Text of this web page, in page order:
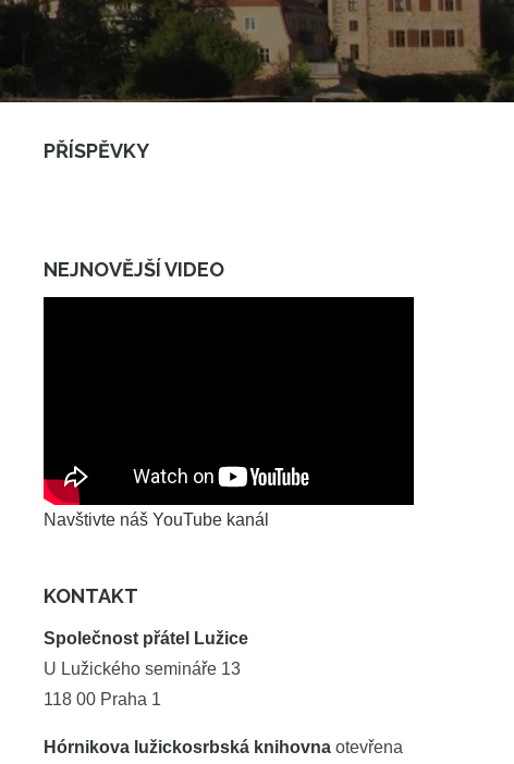
PŘÍSPĚVKY
NEJNOVĚJŠÍ VIDEO
Navštivte náš YouTube kanál
KONTAKT
Společnost přátel Lužice
U Lužického semináře 13
118 00 Praha 1
Hórnikova lužickosrbská knihovna otevřena